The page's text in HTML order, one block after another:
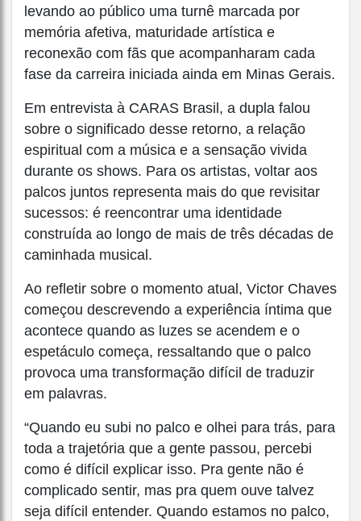
levando ao público uma turnê marcada por
memória afetiva, maturidade artística e
reconexão com fãs que acompanharam cada
fase da carreira iniciada ainda em Minas Gerais.
Em entrevista à CARAS Brasil, a dupla falou
sobre o significado desse retorno, a relação
espiritual com a música e a sensação vivida
durante os shows. Para os artistas, voltar aos
palcos juntos representa mais do que revisitar
sucessos: é reencontrar uma identidade
construída ao longo de mais de três décadas de
caminhada musical.
Ao refletir sobre o momento atual, Victor Chaves
começou descrevendo a experiência íntima que
acontece quando as luzes se acendem e o
espetáculo começa, ressaltando que o palco
provoca uma transformação difícil de traduzir
em palavras.
“Quando eu subi no palco e olhei para trás, para
toda a trajetória que a gente passou, percebi
como é difícil explicar isso. Pra gente não é
complicado sentir, mas pra quem ouve talvez
seja difícil entender. Quando estamos no palco,